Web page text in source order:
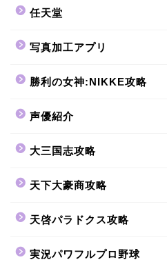
任天堂
写真加工アプリ
勝利の女神:NIKKE攻略
声優紹介
大三国志攻略
天下大豪商攻略
天啓パラドクス攻略
実況パワフルプロ野球